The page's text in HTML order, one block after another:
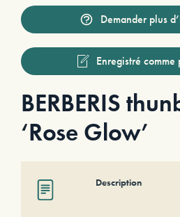
Demander plus
Enregistré comme
BERBERIS
‘Rose Glow’
Description